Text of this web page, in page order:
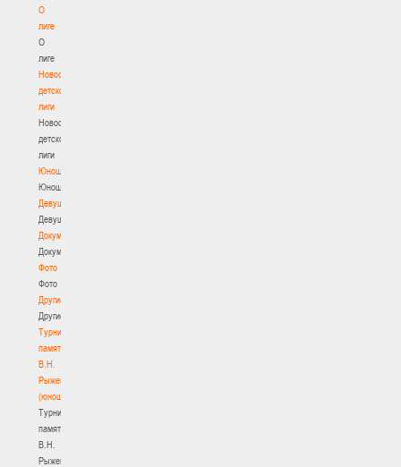
О
лиге
О
лиге
Новости
детской
лиги
Новости
детской
лиги
Юноши
Юноши
Девушки
Девушки
Документы
Документы
Фото
Фото
Другие
Другие
Турнир
памяти
В.Н.
Рыженкова
(юноши)
Турнир
памяти
В.Н.
Рыженкова